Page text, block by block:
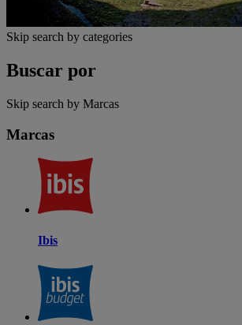
Skip search by categories
Buscar por
Skip search by Marcas
Marcas
Ibis